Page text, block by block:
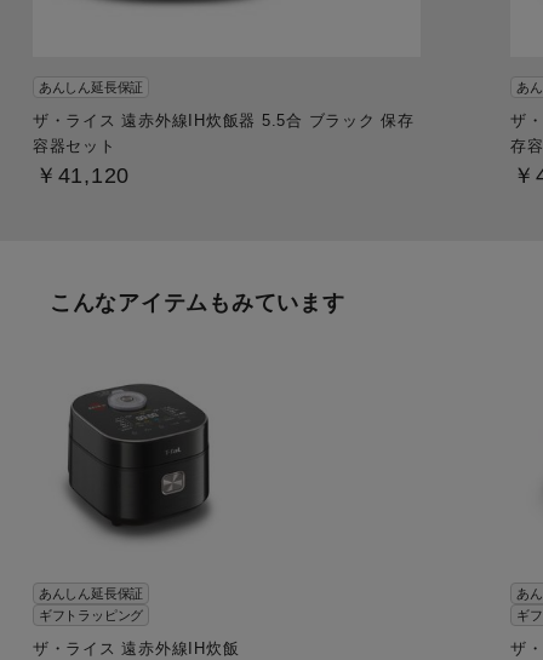
あんしん延長保証
ザ・ライス 遠赤外線IH炊飯器 5.5合 ブラック 保存
容器セット
￥41,120
あ
ザ
存
こんなアイテムもみています
あんしん延長保証
ギフトラッピング
ザ・ライス 遠赤外線IH炊飯
あ
ギ
ザ